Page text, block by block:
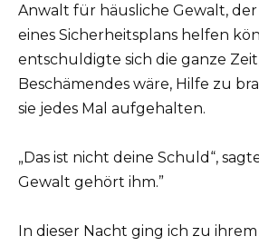
Anwalt für häusliche Gewalt,
eines Sicherheitsplans helfen
entschuldigte sich die ganze
Beschämendes wäre, Hilfe zu
sie jedes Mal aufgehalten.
„Das ist nicht deine Schuld“,
Gewalt gehört ihm.”
In dieser Nacht ging ich zu